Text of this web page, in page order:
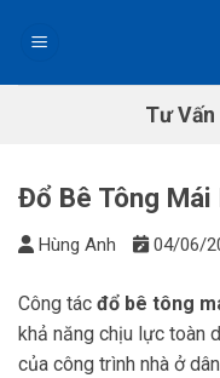
Tư
Đổ Bê Tông Mái
Hùng Anh 04/06/
Công tác đổ bê tông
khả năng chịu lực toàn
của công trình nhà ở